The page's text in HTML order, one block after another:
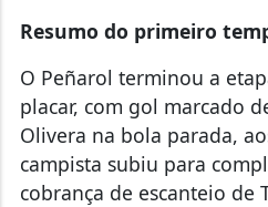
Resumo do primeiro
O Peñarol terminou a
placar, com gol marcado
Olivera na bola parada,
campista subiu para
cobrança de escanteio de